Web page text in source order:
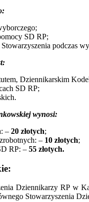
SD RP;
podczas
Dziennikarskim
SD RP;
wynosi:
– 20 złotych;
– 10 złotych;
RP: – 55 złotych.
Dziennikarzy RP w
Stowarzyszenia